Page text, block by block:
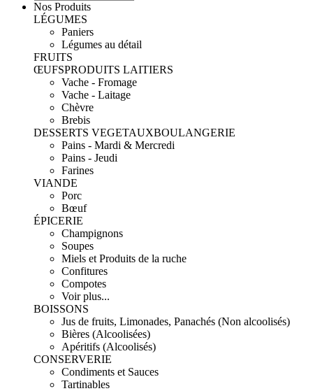
Nos Produits
LÉGUMES
Paniers
Légumes au détail
FRUITS
ŒUFSPRODUITS LAITIERS
Vache - Fromage
Vache - Laitage
Chèvre
Brebis
DESSERTS VEGETAUXBOULANGERIE
Pains - Mardi & Mercredi
Pains - Jeudi
Farines
VIANDE
Porc
Bœuf
ÉPICERIE
Champignons
Soupes
Miels et Produits de la ruche
Confitures
Compotes
Voir plus...
BOISSONS
Jus de fruits, Limonades, Panachés (Non alcoolisés)
Bières (Alcoolisées)
Apéritifs (Alcoolisés)
CONSERVERIE
Condiments et Sauces
Tartinables